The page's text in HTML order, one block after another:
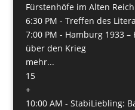
Fürstenhöfe im Alten Reich
6:30 PM - Treffen des
7:00 PM - Hamburg 1933
über den Krieg
mehr...
15
+
10:00 AM - StabiLiebling: